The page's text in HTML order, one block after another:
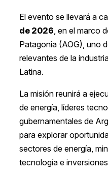
El evento se llevará a
de 2026 , en el marco
Patagonia (AOG), uno
relevantes de la
Latina.
La misión reunirá a
de energía, líderes
gubernamentales de
para explorar
sectores de energía,
tecnología e